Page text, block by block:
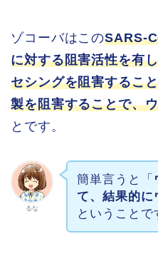
ゾコーバはこのSARS-
に対する阻害活性を有
セシングを阻害するこ
製を阻害することで、
とです。
るな
簡単言うと「
て、結果的に
ということで